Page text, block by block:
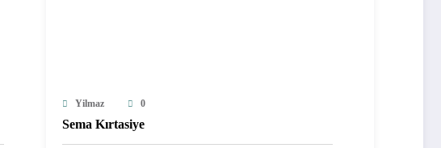
Yilmaz 0
Sema Kırtasiye